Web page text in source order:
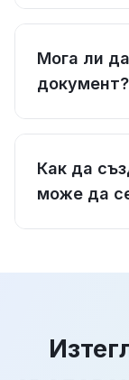
Мога ли
документ?
Как да
може да